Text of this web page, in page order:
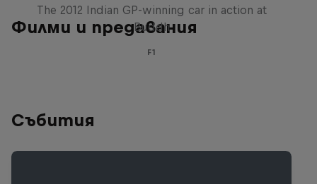
Филми и предавания
The 2012 Indian GP-winning car in action at
Buddh
F1
Събития